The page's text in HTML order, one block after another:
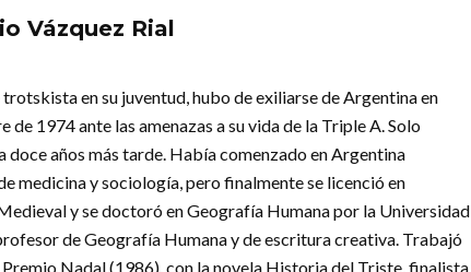
Vázquez Rial
en su juventud, hubo de exiliarse de Argentina en
de 1974 ante las amenazas a su vida de la Triple A. Solo
doce años más tarde. Había comenzado en Argentina
medicina y sociología, pero finalmente se licenció en
y se doctoró en Geografía Humana por la Universidad
de Geografía Humana y de escritura creativa. Trabajó
Nadal (1986), con la novela Historia del Triste, finalista